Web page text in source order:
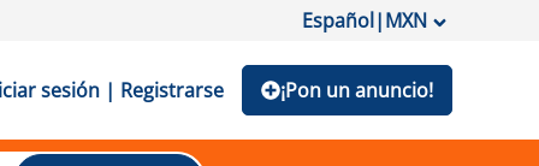
Español|MXN
sesión | Registrarse ¡Pon un anuncio!